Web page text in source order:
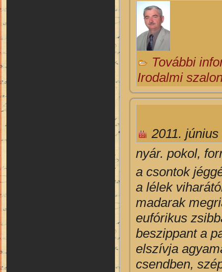
További
Irodalmi
2011.
nyár. pokol,
a csontok
a lélek
madarak
eufórikus
beszippant a
elszívja
csendben,